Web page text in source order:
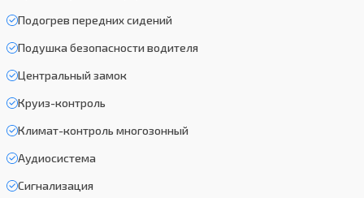
Подогрев передних сидений
Подушка безопасности водителя
Центральный замок
Круиз-контроль
Климат-контроль многозонный
Аудиосистема
Сигнализация